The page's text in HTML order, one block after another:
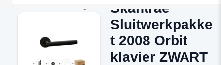
Skantrae
Sluitwerkpakke
t 2008 Orbit
klavier ZWART